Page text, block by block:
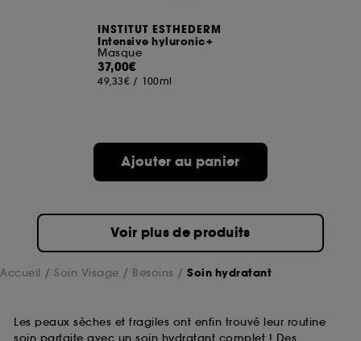
INSTITUT ESTHEDERM
Intensive hyluronic+
Masque
37,00€
49,33€ / 100ml
Ajouter au panier
Voir plus de produits
Accueil Soin Visage Besoins Soin hydratant
Les peaux sèches et fragiles ont enfin trouvé leur routine
soin parfaite avec un soin hydratant complet ! Des